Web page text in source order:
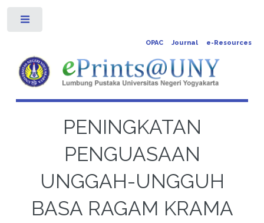
OPAC Journal e-Resources
PENINGKATAN
PENGUASAAN
UNGGAH-UNGGUH
BASA RAGAM KRAMA